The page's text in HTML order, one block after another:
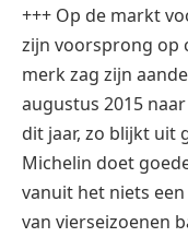
+++ Op de markt
zijn voorsprong op
merk zag zijn
augustus 2015
dit jaar, zo blijkt uit
Michelin doet
vanuit het niets
van vierseizoenen